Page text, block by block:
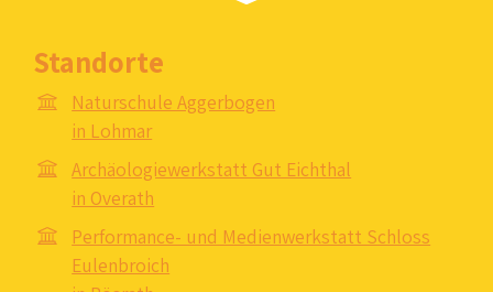
Standorte
Naturschule Aggerbogen
in Lohmar
Archäologiewerkstatt Gut Eichthal
in Overath
Performance- und Medienwerkstatt Schloss
Eulenbroich